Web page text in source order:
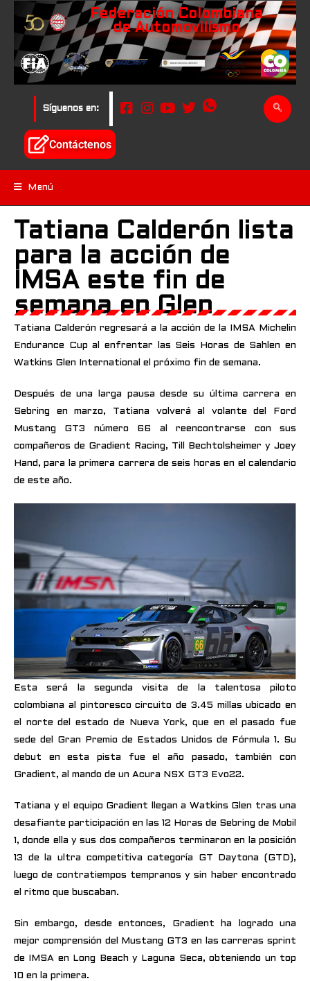
Federación Colombiana
de Automovilismo
Síguenos en:
Contáctenos
Menú
Tatiana Calderón lista
para la acción de
IMSA este fin de
semana en Glen
Tatiana Calderón regresará a la acción de la IMSA Michelin
Endurance Cup al enfrentar las Seis Horas de Sahlen en
Watkins Glen International el próximo fin de semana.
Después de una larga pausa desde su última carrera en
Sebring en marzo, Tatiana volverá al volante del Ford
Mustang GT3 número 66 al reencontrarse con sus
compañeros de Gradient Racing, Till Bechtolsheimer y Joey
Hand, para la primera carrera de seis horas en el calendario
de este año.
Esta será la segunda visita de la talentosa piloto
colombiana al pintoresco circuito de 3.45 millas ubicado en
el norte del estado de Nueva York, que en el pasado fue
sede del Gran Premio de Estados Unidos de Fórmula 1. Su
debut en esta pista fue el año pasado, también con
Gradient, al mando de un Acura NSX GT3 Evo22.
Tatiana y el equipo Gradient llegan a Watkins Glen tras una
desafiante participación en las 12 Horas de Sebring de Mobil
1, donde ella y sus dos compañeros terminaron en la posición
13 de la ultra competitiva categoría GT Daytona (GTD),
luego de contratiempos tempranos y sin haber encontrado
el ritmo que buscaban.
Sin embargo, desde entonces, Gradient ha logrado una
mejor comprensión del Mustang GT3 en las carreras sprint
de IMSA en Long Beach y Laguna Seca, obteniendo un top
10 en la primera.